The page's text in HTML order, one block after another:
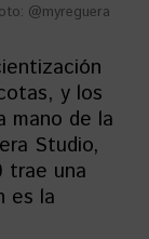
@myreguera
y los
mano de la
Studio,
trae una
es la